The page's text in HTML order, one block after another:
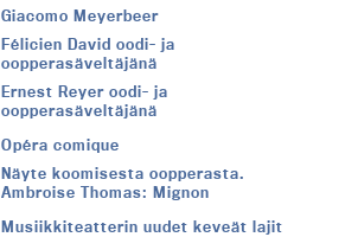
Giacomo Meyerbeer
Félicien David oodi- ja
oopperasäveltäjänä
Ernest Reyer oodi- ja
oopperasäveltäjänä
Opéra comique
Näyte koomisesta oopperasta.
Ambroise Thomas: Mignon
Musiikkiteatterin uudet keveät lajit